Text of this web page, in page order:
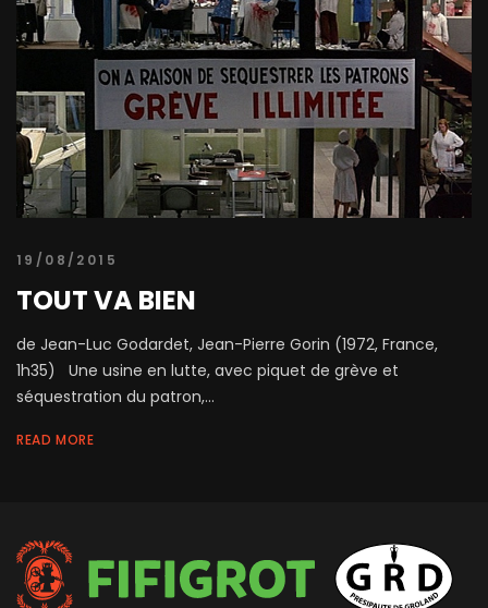
19/08/2015
TOUT VA BIEN
de Jean-Luc Godardet, Jean-Pierre Gorin (1972, France,
1h35) Une usine en lutte, avec piquet de grève et
séquestration du patron,...
READ MORE